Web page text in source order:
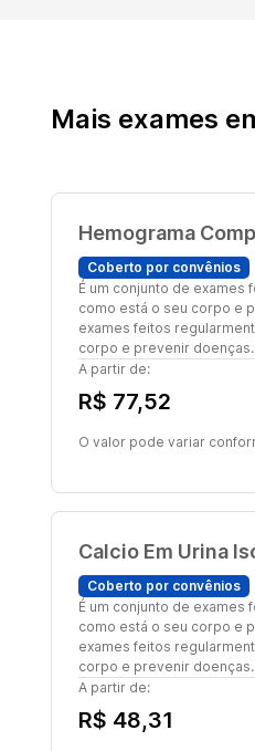
Mais exames
Hemograma
Coberto por convênios
É um conjunto de
como está o seu corpo e
exames feitos
corpo e prevenir doenças.
A partir de:
R$ 77,52
O valor pode variar
Calcio Em Urina
Coberto por convênios
É um conjunto de
como está o seu corpo e
exames feitos
corpo e prevenir doenças.
A partir de:
R$ 48,31